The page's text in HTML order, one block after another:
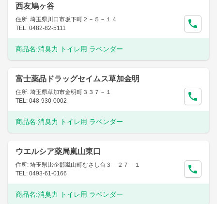
西友鳩ヶ谷
住所: 埼玉県川口市坂下町２－５－１４
TEL: 0482-82-5111
商品名:消臭力 トイレ用 ラベンダー
富士薬品ドラッグセイムス草加金明
住所: 埼玉県草加市金明町３３７－１
TEL: 048-930-0002
商品名:消臭力 トイレ用 ラベンダー
ウエルシア薬局嵐山東口
住所: 埼玉県比企郡嵐山町むさし台３－２７－１
TEL: 0493-61-0166
商品名:消臭力 トイレ用 ラベンダー